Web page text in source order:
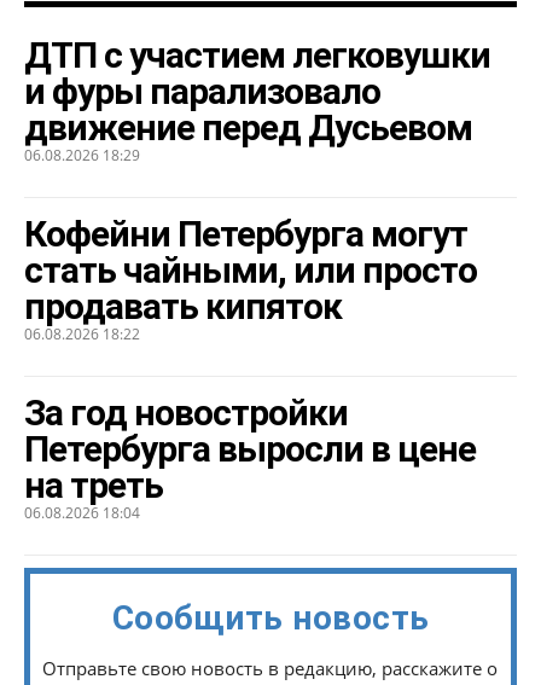
ДТП с участием легковушки
и фуры парализовало
движение перед Дусьевом
06.08.2026 18:29
Кофейни Петербурга могут
стать чайными, или просто
продавать кипяток
06.08.2026 18:22
За год новостройки
Петербурга выросли в цене
на треть
06.08.2026 18:04
Сообщить новость
Отправьте свою новость в редакцию, расскажите о